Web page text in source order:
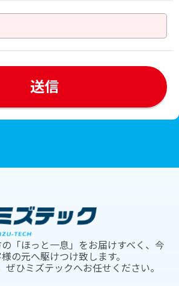
「ほっと一息」をお届けすべく、今
の元へ駆けつけ致します。
ぜひミズテックへお任せください。